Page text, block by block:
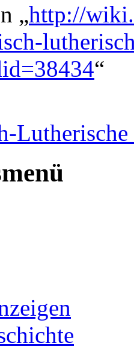
„http://
“